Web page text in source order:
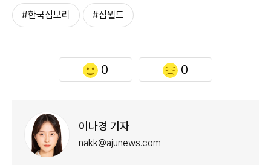
#한국짐보리 #짐월드
0 0
이나경 기자
nakk@ajunews.com